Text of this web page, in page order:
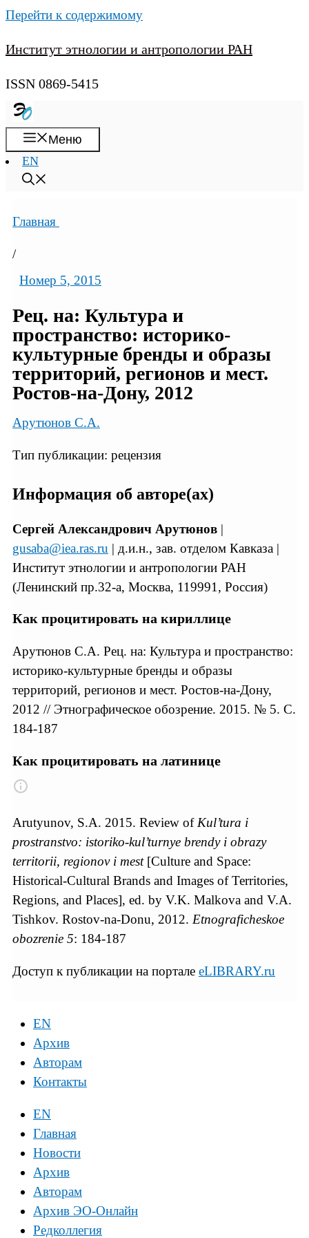
Перейти к содержимому
Институт этнологии и антропологии РАН
ISSN 0869-5415
Меню
EN
Главная
/
Номер 5, 2015
Рец. на: Культура и
пространство: историко-
культурные бренды и образы
территорий, регионов и мест.
Ростов-на-Дону, 2012
Арутюнов С.А.
Тип публикации: рецензия
Информация об авторе(ах)
Сергей Александрович Арутюнов |
gusaba@iea.ras.ru | д.и.н., зав. отделом Кавказа |
Институт этнологии и антропологии РАН
(Ленинский пр.32-а, Москва, 119991, Россия)
Как процитировать на кириллице
Арутюнов С.А. Рец. на: Культура и пространство:
историко-культурные бренды и образы
территорий, регионов и мест. Ростов-на-Дону,
2012 // Этнографическое обозрение. 2015. № 5. С.
184-187
Как процитировать на латинице
Arutyunov, S.A. 2015. Review of Kul’tura i
prostranstvo: istoriko-kul’turnye brendy i obrazy
territorii, regionov i mest [Culture and Space:
Historical-Cultural Brands and Images of Territories,
Regions, and Places], ed. by V.K. Malkova and V.A.
Tishkov. Rostov-na-Donu, 2012. Etnograficheskoe
obozrenie 5: 184-187
Доступ к публикации на портале eLIBRARY.ru
EN
Архив
Авторам
Контакты
EN
Главная
Новости
Архив
Авторам
Архив ЭО-Онлайн
Редколлегия